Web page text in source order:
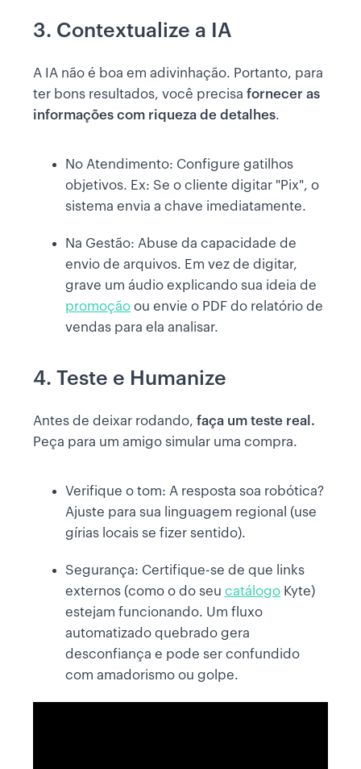
3. Contextualize a IA
A IA não é boa em adivinhação. Portanto, para
ter bons resultados, você precisa fornecer as
informações com riqueza de detalhes.
No Atendimento: Configure gatilhos
objetivos. Ex: Se o cliente digitar "Pix", o
sistema envia a chave imediatamente.
Na Gestão: Abuse da capacidade de
envio de arquivos. Em vez de digitar,
grave um áudio explicando sua ideia de
promoção ou envie o PDF do relatório de
vendas para ela analisar.
4. Teste e Humanize
Antes de deixar rodando, faça um teste real.
Peça para um amigo simular uma compra.
Verifique o tom: A resposta soa robótica?
Ajuste para sua linguagem regional (use
gírias locais se fizer sentido).
Segurança: Certifique-se de que links
externos (como o do seu catálogo Kyte)
estejam funcionando. Um fluxo
automatizado quebrado gera
desconfiança e pode ser confundido
com amadorismo ou golpe.